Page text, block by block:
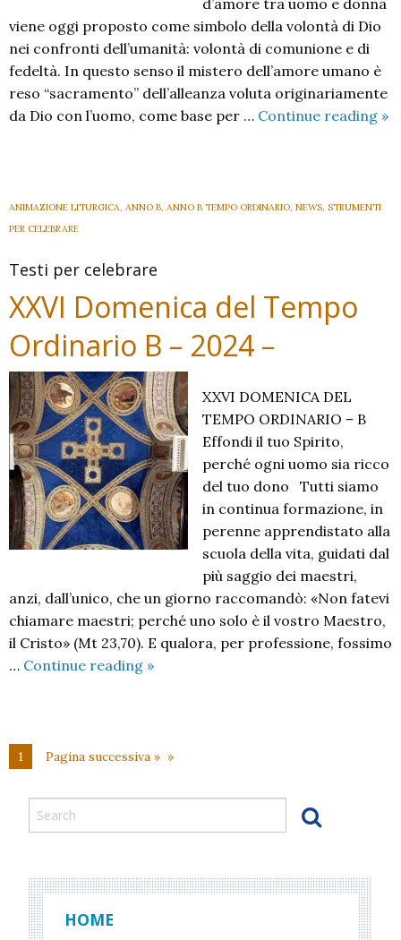
d’amore tra uomo e donna
viene oggi proposto come simbolo della volontà di Dio
nei confronti dell’umanità: volontà di comunione e di
fedeltà. In questo senso il mistero dell’amore umano è
reso “sacramento” dell’alleanza voluta originariamente
da Dio con l’uomo, come base per … Continue reading »
ANIMAZIONE LITURGICA, ANNO B, ANNO B TEMPO ORDINARIO, NEWS, STRUMENTI
PER CELEBRARE
Testi per celebrare
XXVI Domenica del Tempo
Ordinario B – 2024 –
XXVI DOMENICA DEL
TEMPO ORDINARIO – B
Effondi il tuo Spirito,
perché ogni uomo sia ricco
del tuo dono Tutti siamo
in continua formazione, in
perenne apprendistato alla
scuola della vita, guidati dal
più saggio dei maestri,
anzi, dall’unico, che un giorno raccomandò: «Non fatevi
chiamare maestri; perché uno solo è il vostro Maestro,
il Cristo» (Mt 23,70). E qualora, per professione, fossimo
… Continue reading XXVI
Ordinario
–
»
1 Pagina successiva »
HOME